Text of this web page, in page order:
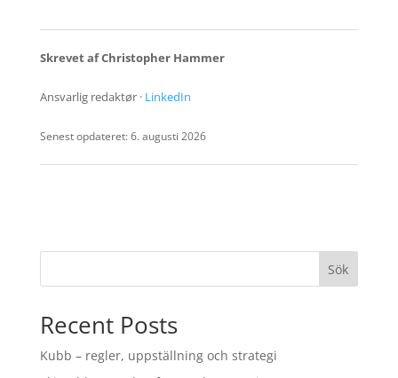
Skrevet af Christopher Hammer
Ansvarlig redaktør · LinkedIn
Senest opdateret: 6. augusti 2026
Sök
Recent Posts
Kubb – regler, uppställning och strategi